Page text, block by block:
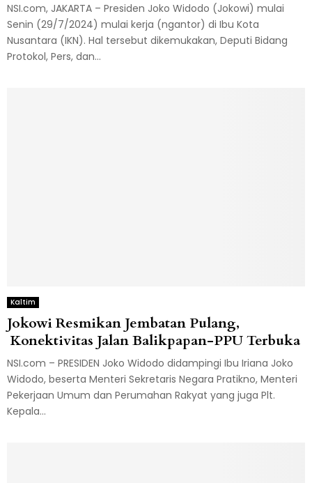
NSI.com, JAKARTA – Presiden Joko Widodo (Jokowi) mulai
Senin (29/7/2024) mulai kerja (ngantor) di Ibu Kota
Nusantara (IKN). Hal tersebut dikemukakan, Deputi Bidang
Protokol, Pers, dan...
Kaltim
Jokowi Resmikan Jembatan Pulang,
Konektivitas Jalan Balikpapan-PPU Terbuka
NSI.com – PRESIDEN Joko Widodo didampingi Ibu Iriana Joko
Widodo, beserta Menteri Sekretaris Negara Pratikno, Menteri
Pekerjaan Umum dan Perumahan Rakyat yang juga Plt.
Kepala...